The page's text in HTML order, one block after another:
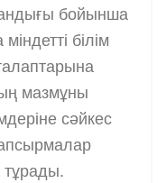
бойынша
білім
мазмұны
сәйкес